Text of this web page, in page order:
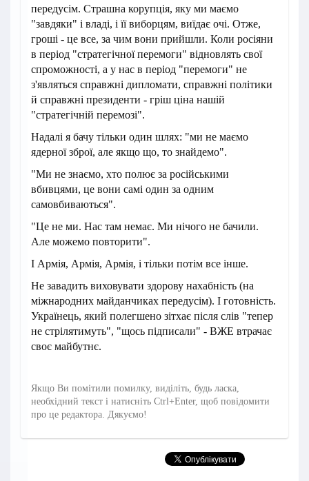
передусім. Страшна корупція, яку ми маємо
"завдяки" і владі, і її виборцям, виїдає очі. Отже,
гроші - це все, за чим вони прийшли. Коли росіяни
в період "стратегічної перемоги" відновлять свої
спроможності, а у нас в період "перемоги" не
з'являться справжні дипломати, справжні політики
й справжні президенти - гріш ціна нашій
"стратегічній перемозі".
Надалі я бачу тільки один шлях: "ми не маємо
ядерної зброї, але якщо що, то знайдемо".
"Ми не знаємо, хто полює за російськими
вбивцями, це вони самі один за одним
самовбиваються".
"Це не ми. Нас там немає. Ми нічого не бачили.
Але можемо повторити".
І Армія, Армія, Армія, і тільки потім все інше.
Не завадить виховувати здорову нахабність (на
міжнародних майданчиках передусім). І готовність.
Українець, який полегшено зітхає після слів "тепер
не стрілятимуть", "щось підписали" - ВЖЕ втрачає
своє майбутнє.
Якщо Ви помітили помилку, виділіть, будь ласка,
необхідний текст і натисніть Ctrl+Enter, щоб повідомити
про це редактора. Дякуємо!